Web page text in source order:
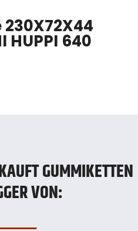
HUPPI 640
GUMMIKETTEN
VON: